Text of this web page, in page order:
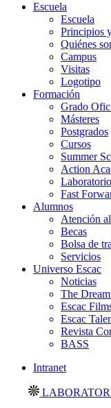
Escuela
Escuela
Principios
Quiénes
Campus
Visitas
Logotipo
Formación
Grado
Másteres
Postgrados
Cursos
Summer
Action
Fast
Alumnos
Atención
Becas
Bolsa de
Servicios
Universo Escac
Noticias
The
Escac
Escac
Revista
BASS
Intranet
LABORATORIO